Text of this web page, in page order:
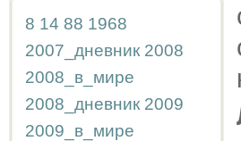
8 14 88 1968
2007_дневник 2008
2008_в_мире
2008_дневник 2009
2009_в_мире